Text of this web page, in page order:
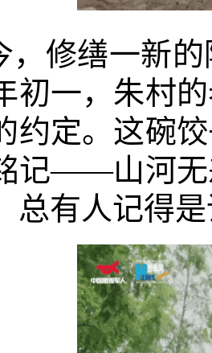
，修缮一新
初一，朱村
约定。这碗
记——山河无
总有人记得